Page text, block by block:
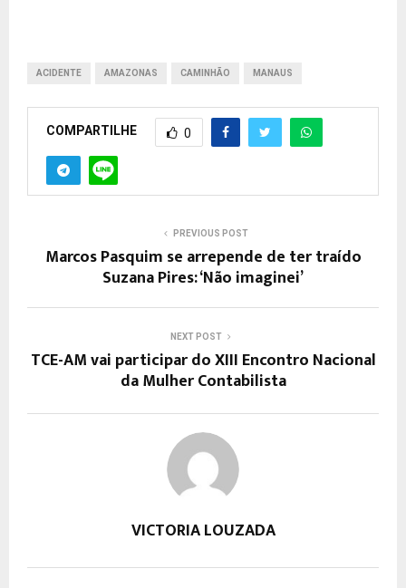
ACIDENTE AMAZONAS CAMINHÃO MANAUS
COMPARTILHE 0
PREVIOUS POST
Marcos Pasquim se arrepende de ter traído
Suzana Pires: ‘Não imaginei’
NEXT POST
TCE-AM vai participar do XIII Encontro Nacional
da Mulher Contabilista
VICTORIA LOUZADA